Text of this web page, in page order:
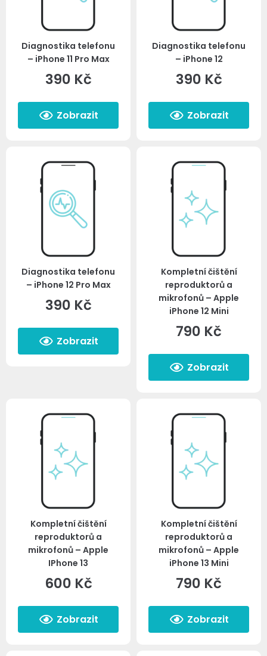
Diagnostika telefonu
– iPhone 11 Pro Max
390 Kč
Zobrazit
Diagnostika telefonu
– iPhone 12
390 Kč
Zobrazit
Diagnostika telefonu
– iPhone 12 Pro Max
390 Kč
Zobrazit
Kompletní čištění
reproduktorů a
mikrofonů – Apple
iPhone 12 Mini
790 Kč
Zobrazit
Kompletní čištění
reproduktorů a
mikrofonů – Apple
IPhone 13
600 Kč
Zobrazit
Kompletní čištění
reproduktorů a
mikrofonů – Apple
iPhone 13 Mini
790 Kč
Zobrazit